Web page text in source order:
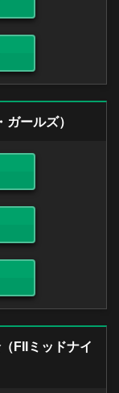
ールズ）
FIIミッドナイ